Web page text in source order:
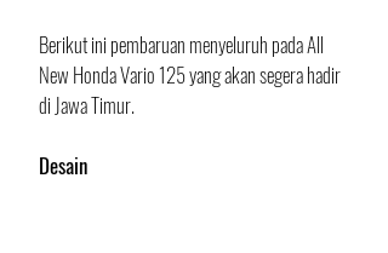
Berikut ini pembaruan menyeluruh pada All
New Honda Vario 125 yang akan segera hadir
di Jawa Timur.
Desain